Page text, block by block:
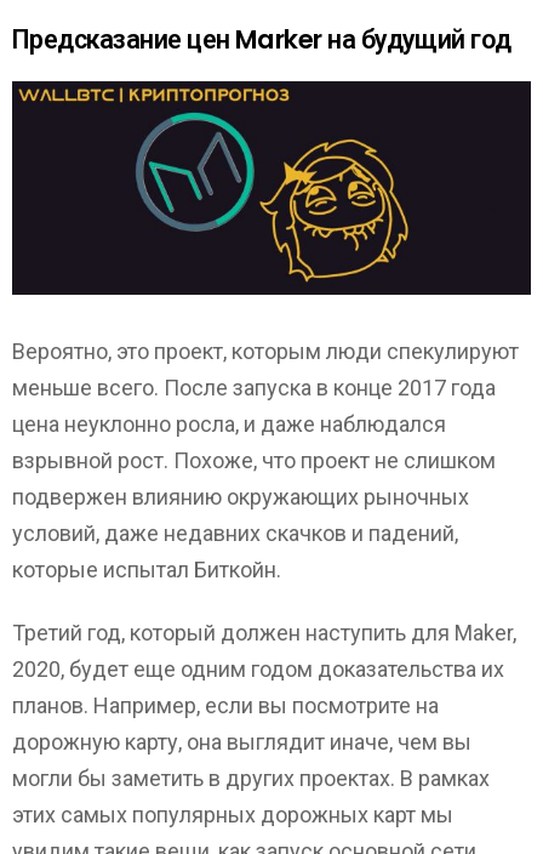
Предсказание цен Marker на будущий год
Вероятно, это проект, которым люди спекулируют
меньше всего. После запуска в конце 2017 года
цена неуклонно росла, и даже наблюдался
взрывной рост. Похоже, что проект не слишком
подвержен влиянию окружающих рыночных
условий, даже недавних скачков и падений,
которые испытал Биткойн.
Третий год, который должен наступить для Maker,
2020, будет еще одним годом доказательства их
планов. Например, если вы посмотрите на
дорожную карту, она выглядит иначе, чем вы
могли бы заметить в других проектах. В рамках
этих самых популярных дорожных карт мы